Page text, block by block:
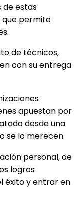
de estas
que permite
de técnicos,
con su entrega
apuestan por
desde una
se lo merecen.
personal, de
logros
éxito y entrar en